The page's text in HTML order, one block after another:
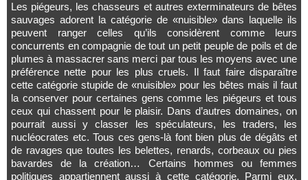
Les piégeurs, les chasseurs et autres exterminateurs de bêtes
sauvages adorent la catégorie de «nuisible» dans laquelle ils
peuvent ranger celles qu’ils considèrent comme leurs
concurrents en compagnie de tout un petit peuple de poils et de
plumes à massacrer sans merci par tous les moyens avec une
préférence nette pour les plus cruels. Il faut faire disparaître
cette catégorie stupide de «nuisible» pour les bêtes mais il faut
la conserver pour certaines gens comme les piégeurs et tous
ceux qui chassent pour le plaisir. Dans d’autres domaines, on
pourrait aussi y classer les spéculateurs, les traders, les
nucléocrates etc. Tous ces gens-là font bien plus de dégâts et
de ravages que toutes les belettes, renards, corbeaux ou pies
bavardes de la création… Certains hommes ou femmes
politiques appartiennent aussi à cette catégorie. Parmi eux,